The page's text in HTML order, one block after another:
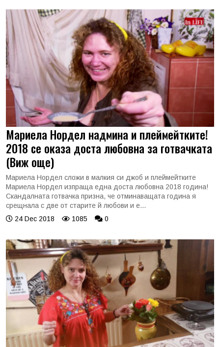
Мариела Нордел надмина и плеймейтките!
2018 се оказа доста любовна за готвачката
(Виж още)
Мариела Нордел сложи в малкия си джоб и плеймейтките
Мариела Нордел изпраща една доста любовна 2018 година!
Скандалната готвачка призна, че отминаващата година я
срещнала с две от старите й любови и е...
24 Dec 2018
1085 0